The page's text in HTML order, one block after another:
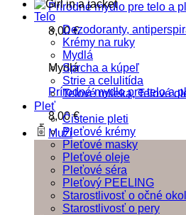
Prírodné mydlo pre telo a
8,00€
Mydlá
Prírodné mydlo pre telo a
8,00€
Muži
Telo
Dezodoranty,
Krémy na ruky
Mydlá
Sprcha a kúpeľ
Strie a celulitída
Telové mlieka, Telové
Pleť
Čistenie pleti
Pleťové krémy
Pleťové masky
Pleťové oleje
Pleťové séra
Pleťový PEELING
Starostlivosť o očné
Starostlivosť o pery